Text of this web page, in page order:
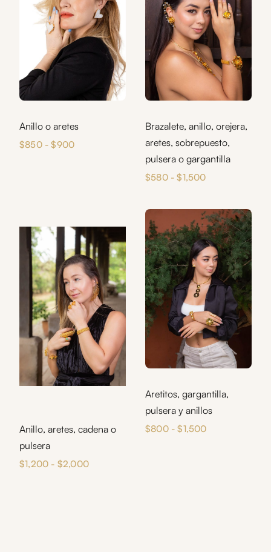
Anillo o aretes
$850 - $900Rango
$900
Brazalete, anillo, orejera,
aretes, sobrepuesto,
pulsera o gargantilla
$580 - $1,500Rango
desde
$580
hasta
$1,500
Anillo, aretes, cadena o
pulsera
$1,200 - $2,000Rango
Aretitos, gargantilla,
pulsera y anillos
$800 - $1,500Rango